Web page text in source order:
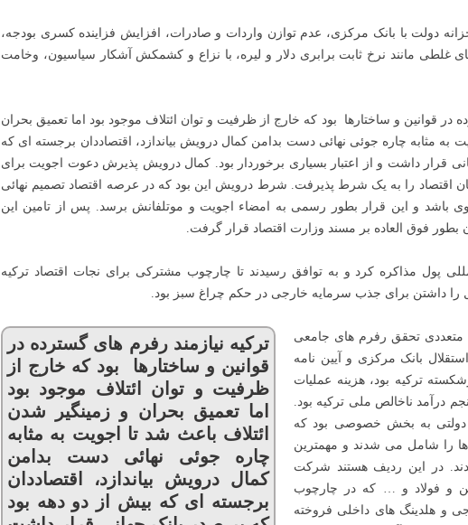
دولت با بانک مرکزی، عدم توازن واردات و صادرات، افزایش فزاینده کسری بودجه،
مانند نرخ ثابت برابری دلار و لیره، با نزاع و کشمکش آشکار سیاسیون، وخامت
در قوانین و ساختارها بود که خارج از ظرفیت و توان ائتلاف موجود بود اما تعمیق بحران
به مثابه چاره جوئی نهائی دست بدامن کمال درویش بیاندازد، اقتصاددان برجسته ای که
قرار داشت و از اعتبار بسیاری برخوردار بود. کمال درویش پذیرش دعوت اجویت برای
اقتصاد را به یک شرط پذیرفت. شرط درویش این بود که در عرصه اقتصاد تصمیم نهائی
باشد و این قرار بطور رسمی به امضاء اجویت و موتلفانش برسد. پس از تامین این
فوق العاده بر مسند وزارت اقتصاد قرار گرفت.
پول مذاکره کرد و به توافق رسیدند تا چارچوب مشترکی برای نجات اقتصاد ترکیه
را داشتن برای جذب سرمایه خارجی در حکم چراغ سبز بود.
ترکیه نیازمند رفرم های گسترده در
قوانین و ساختارها بود که خارج از
ظرفیت و توان ائتلاف موجود بود
اما تعمیق بحران و زمینگیر شدن
ائتلاف باعث شد تا اجویت به مثابه
چاره جوئی نهائی دست بدامن
کمال درویش بیاندازد، اقتصاددان
برجسته ای که بیش از دو دهه بود
متعددی تحقق رفرم های جامعی
بانک مرکزی و آیین نامه
ترکیه بود، هزینه عملیات
درآمد ناخالص ملی ترکیه بود.
دولتی به بخش خصوصی بود که
را شامل می شدند و مهمترین
در این ردیف هستند شرکت
و فولاد و … که در چارچوب
و هلدینگ های داخلی فروخته